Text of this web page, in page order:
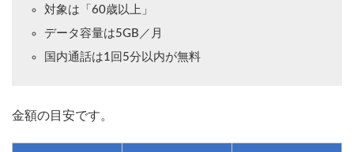
対象は「60歳以上」
データ容量は5GB／月
国内通話は1回5分以内が無料
金額の目安です。